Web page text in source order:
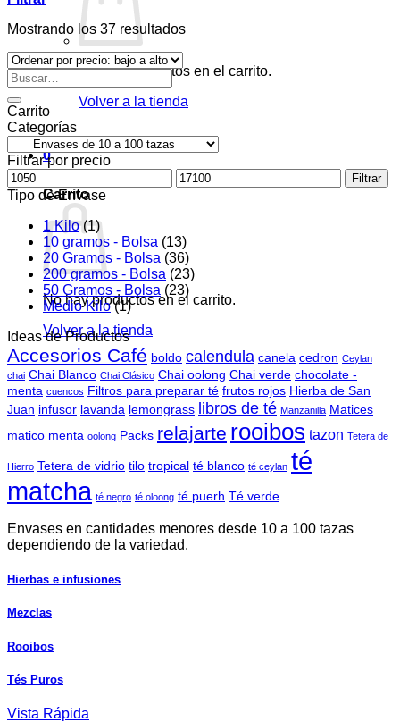
No hay productos en el carrito.
Volver a la tienda
0
Carrito
No hay productos en el carrito.
Volver a la tienda
Mostrando los 37 resultadosOrdenado
bajo
alto
Buscar
por:
Carrito
Categorías
Filtrar por precio
Precio
mínimo
Precio
máximo
Filtrar
Tipo de Envase
1 Kilo (1)
10 gramos - Bolsa (13)
20 Gramos - Bolsa (36)
200 gramos - Bolsa (23)
50 Gramos - Bolsa (23)
Medio Kilo (1)
Ideas de Productos
Accesorios Café boldo calendula canela cedron Ceylan
chai Chai Blanco Chai Clásico Chai oolong Chai verde chocolate -
menta cuencos Filtros para preparar té frutos rojos Hierba de San
Juan infusor lavanda lemongrass libros de té Manzanilla Matices
matico menta oolong Packs relajarte rooibos tazon Tetera de
Hierro Tetera de vidrio tilo tropical té blanco té ceylan té
matcha té negro té oloong té puerh Té verde
Envases en cantidades menores desde 10 a 100 tazas
dependiendo de la variedad.
Hierbas e infusiones
Mezclas
Rooibos
Tés Puros
Vista Rápida